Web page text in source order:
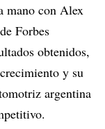
mano con Alex
Forbes
obtenidos,
y su
argentina